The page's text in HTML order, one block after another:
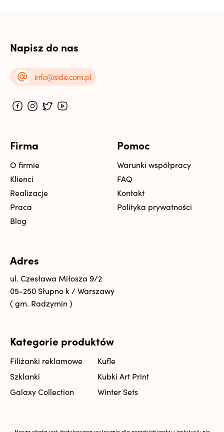
Napisz do nas
info@side.com.pl
Adres
ul. Czesława Miłosza 9/2
05-250 Słupno k / Warszawy
( gm. Radzymin )
Kategorie produktów
Filiżanki reklamowe
Kufle
Szklanki
Kubki Art Print
Galaxy Collection
Winter Sets
Firma
O firmie
Klienci
Realizacje
Praca
Blog
Pomoc
Warunki współpracy
FAQ
Kontakt
Polityka prywatności